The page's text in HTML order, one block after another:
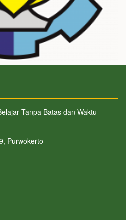
Tanpa Batas dan Waktu
Purwokerto